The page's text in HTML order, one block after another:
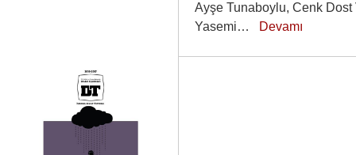
Ayşe Tunaboylu, Cenk Dost
Yasemi… Devamı